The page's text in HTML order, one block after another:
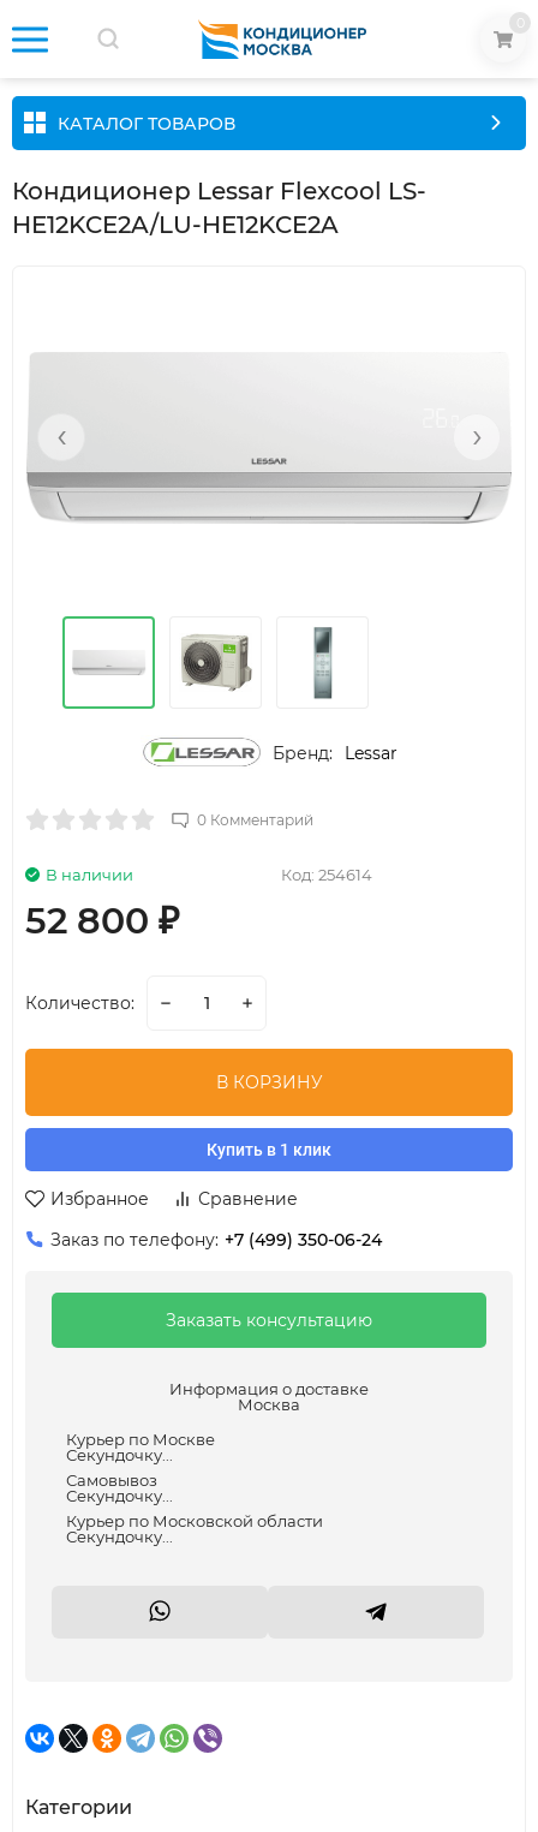
КАТАЛОГ ТОВАРОВ
Кондиционер Lessar Flexcool LS-
HE12KCE2A/LU-HE12KCE2A
‹ ›
Бренд: Lessar
0 Комментарий
Код: 254614
В наличии
52 800 ₽
Количество:
В КОРЗИНУ
Купить в 1 клик
Избранное
Сравнение
Заказ по телефону: +7 (499) 350-06-24
Заказать консультацию
Информация о доставке
Москва
Курьер по Москве
Секундочку...
Самовывоз
Секундочку...
Курьер по Московской области
Секундочку...
Категории